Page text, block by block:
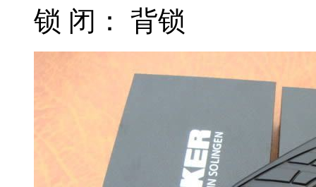
锁 闭： 背锁